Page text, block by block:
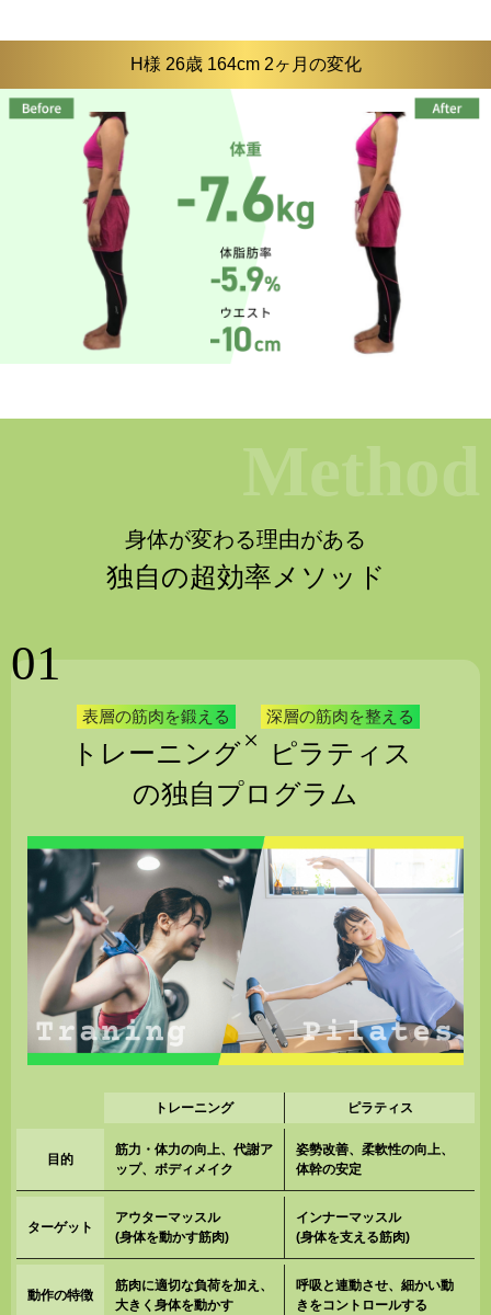
H様 26歳 164cm 2ヶ月の変化
Method
身体が変わる理由がある
独自の超効率メソッド
01
表層の筋肉を鍛える
トレーニング×
深層の筋肉を整える
ピラティス
の独自プログラム
トレーニング ピラティス
目的
筋力・体力の向上、代謝ア
ップ、ボディメイク
姿勢改善、柔軟性の向上、
体幹の安定
ターゲット
アウターマッスル
(身体を動かす筋肉)
インナーマッスル
(身体を支える筋肉)
動作の特徴
筋肉に適切な負荷を加え、
大きく身体を動かす
呼吸と連動させ、細かい動
きをコントロールする